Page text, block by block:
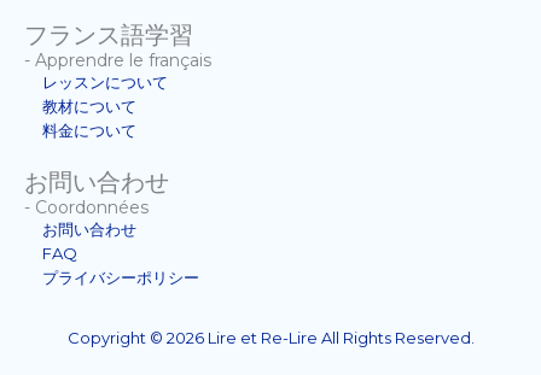
フランス語学習
- Apprendre le français
レッスンについて
教材について
料金について
お問い合わせ
- Coordonnées
お問い合わせ
FAQ
プライバシーポリシー
Copyright © 2026 Lire et Re-Lire All Rights Reserved.